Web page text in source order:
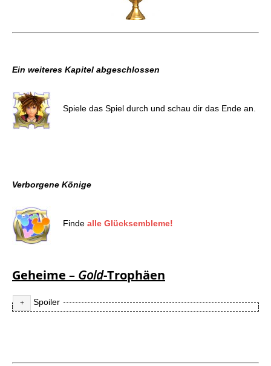
Ein weiteres Kapitel abgeschlossen
Spiele das Spiel durch und schau dir das Ende an.
Verborgene Könige
Finde alle Glücksembleme!
Geheime – Gold-Trophäen
Spoiler